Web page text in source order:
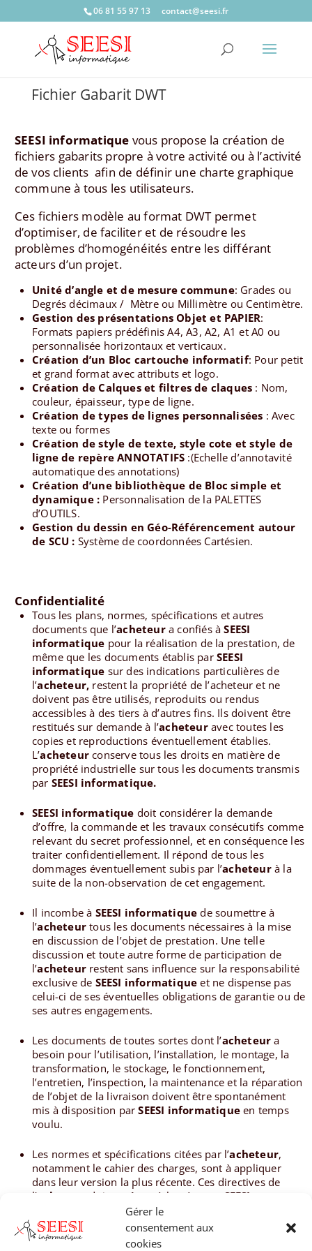
Gérer le
consentement aux
cookies
06 81 55 97 13 rf.is
ees@t
catno
c
Fichier Gabarit DWT
SEESI informatique vous propose la création de
fichiers gabarits propre à votre activité ou à l’activité
de vos clients afin de définir une charte graphique
commune à tous les utilisateurs.
Ces fichiers modèle au format DWT permet
d’optimiser, de faciliter et de résoudre les
problèmes d’homogénéités entre les différant
acteurs d’un projet.
Unité d’angle et de mesure commune: Grades ou
Degrés décimaux / Mètre ou Millimètre ou Centimètre.
Gestion des présentations Objet et PAPIER:
Formats papiers prédéfinis A4, A3, A2, A1 et A0 ou
personnalisée horizontaux et verticaux.
Création d’un Bloc cartouche informatif: Pour petit
et grand format avec attributs et logo.
Création de Calques et filtres de claques : Nom,
couleur, épaisseur, type de ligne.
Création de types de lignes personnalisées : Avec
texte ou formes
Création de style de texte, style cote et style de
ligne de repère ANNOTATIFS :(Echelle d’annotavité
automatique des annotations)
Création d’une bibliothèque de Bloc simple et
dynamique : Personnalisation de la PALETTES
d’OUTILS.
Gestion du dessin en Géo-Référencement autour
de SCU : Système de coordonnées Cartésien.
Confidentialité
Tous les plans, normes, spécifications et autres
documents que l’acheteur a confiés à SEESI
informatique pour la réalisation de la prestation, de
même que les documents établis par SEESI
informatique sur des indications particulières de
l’acheteur, restent la propriété de l’acheteur et ne
doivent pas être utilisés, reproduits ou rendus
accessibles à des tiers à d’autres fins. Ils doivent être
restitués sur demande à l’acheteur avec toutes les
copies et reproductions éventuellement établies.
L’acheteur conserve tous les droits en matière de
propriété industrielle sur tous les documents transmis
par SEESI informatique.
SEESI informatique doit considérer la demande
d’offre, la commande et les travaux consécutifs comme
relevant du secret professionnel, et en conséquence les
traiter confidentiellement. Il répond de tous les
dommages éventuellement subis par l’acheteur à la
suite de la non-observation de cet engagement.
Il incombe à SEESI informatique de soumettre à
l’acheteur tous les documents nécessaires à la mise
en discussion de l’objet de prestation. Une telle
discussion et toute autre forme de participation de
l’acheteur restent sans influence sur la responsabilité
exclusive de SEESI informatique et ne dispense pas
celui-ci de ses éventuelles obligations de garantie ou de
ses autres engagements.
Les documents de toutes sortes dont l’acheteur a
besoin pour l’utilisation, l’installation, le montage, la
transformation, le stockage, le fonctionnement,
l’entretien, l’inspection, la maintenance et la réparation
de l’objet de la livraison doivent être spontanément
mis à disposition par SEESI informatique en temps
voulu.
Les normes et spécifications citées par l’acheteur,
notamment le cahier des charges, sont à appliquer
dans leur version la plus récente. Ces directives de
l’ acheteur doivent être réclamées par
SEESI
dans la mesure où elles n’ont pas
encore été mises à sa disposition.